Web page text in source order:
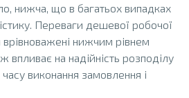
нижча, що в багатьох випадках
Переваги дешевої робочої
нижчим рівнем
впливає на надійність розподілу
виконання замовлення і